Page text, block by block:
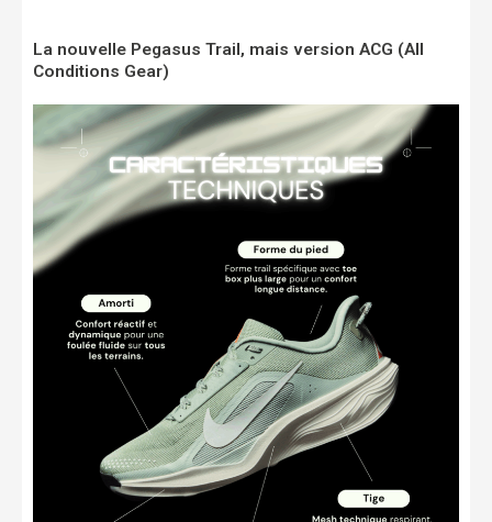
La nouvelle Pegasus Trail, mais version ACG (All
Conditions Gear)